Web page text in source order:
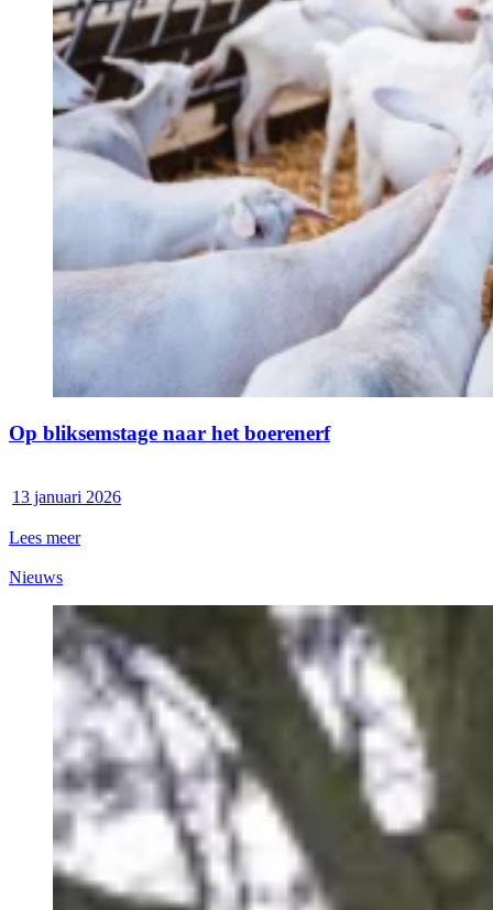
Op bliksemstage naar het boerenerf
13 januari 2026
Lees meer
Nieuws